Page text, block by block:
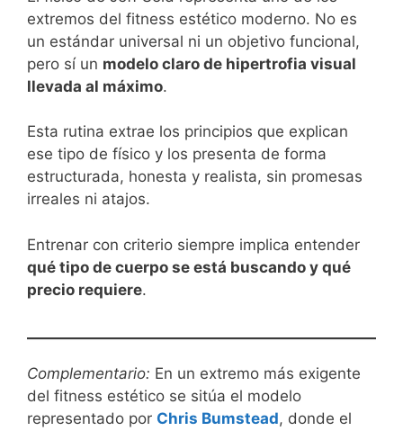
extremos del fitness estético moderno. No es
un estándar universal ni un objetivo funcional,
pero sí un modelo claro de hipertrofia visual
llevada al máximo.
Esta rutina extrae los principios que explican
ese tipo de físico y los presenta de forma
estructurada, honesta y realista, sin promesas
irreales ni atajos.
Entrenar con criterio siempre implica entender
qué tipo de cuerpo se está buscando y qué
precio requiere.
Complementario: En un extremo más exigente
del fitness estético se sitúa el modelo
representado por Chris Bumstead, donde el